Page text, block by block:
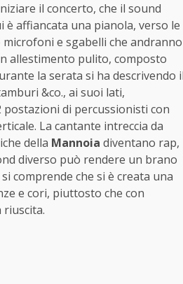
il concerto, che il sound
affiancata una pianola, verso le
e sgabelli che andranno
allestimento pulito, composto
la serata si ha descrivendo
&co., ai suoi lati,
di percussionisti con
La cantante intreccia da
della Mannoia diventano rap,
diverso può rendere un brano
comprende che si è creata una
e cori, piuttosto che con